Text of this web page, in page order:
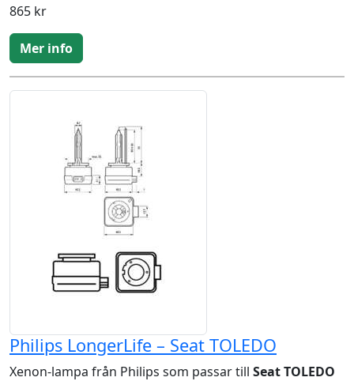
865 kr
Mer info
Philips LongerLife – Seat TOLEDO
Xenon-lampa från Philips som passar till Seat TOLEDO